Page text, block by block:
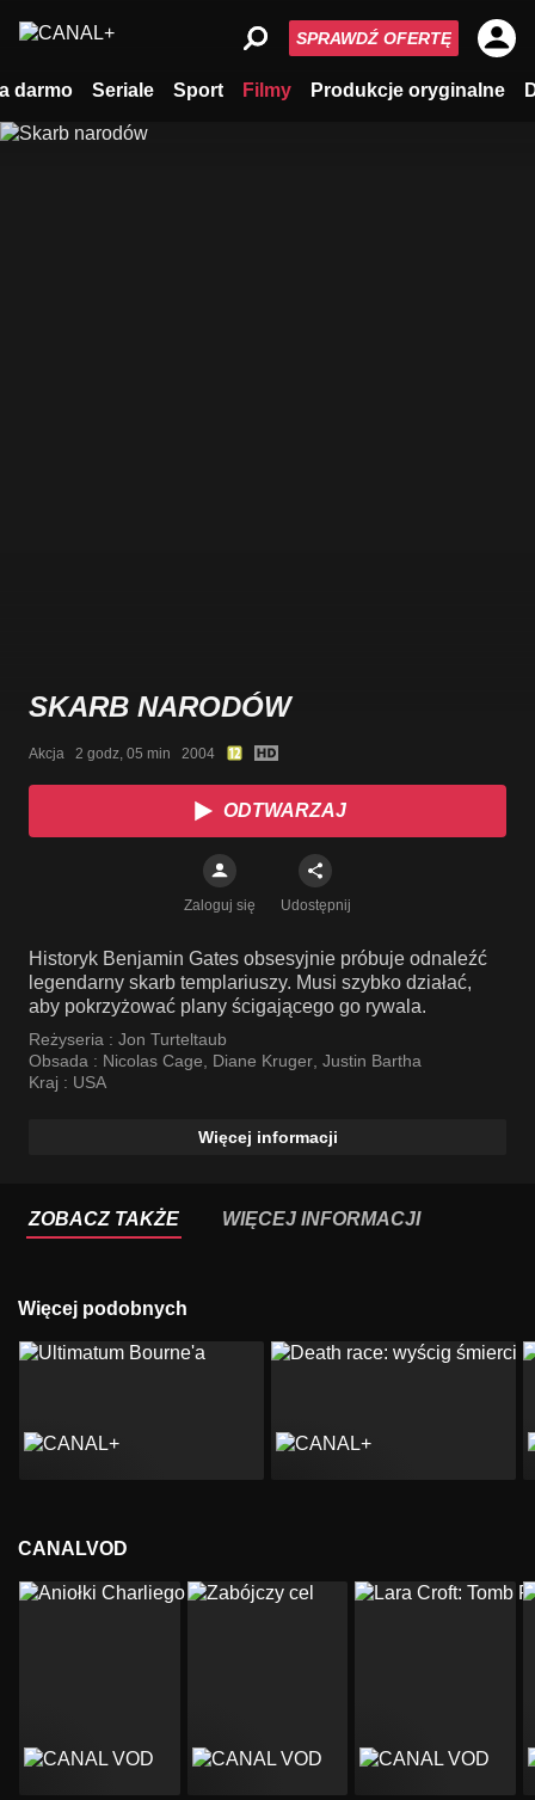
darmo Seriale Sport Filmy Produkcje oryginalne
SPRAWDŹ OFERTĘ
SKARB NARODÓW
Akcja   2 godz, 05 min   2004
ODTWARZAJ
Zaloguj się Udostępnij
Historyk Benjamin Gates obsesyjnie próbuje odnaleźć
legendarny skarb templariuszy. Musi szybko działać,
aby pokrzyżować plany ścigającego go rywala.
Reżyseria : Jon Turteltaub
Obsada : Nicolas Cage, Diane Kruger, Justin Bartha
Kraj : USA
Więcej informacji
ZOBACZ TAKŻE WIĘCEJ INFORMACJI
Więcej podobnych
CANALVOD